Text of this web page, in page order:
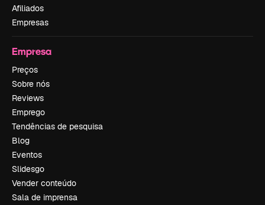
Afiliados
Empresas
Empresa
Preços
Sobre nós
Reviews
Emprego
Tendências de pesquisa
Blog
Eventos
Slidesgo
Vender conteúdo
Sala de imprensa